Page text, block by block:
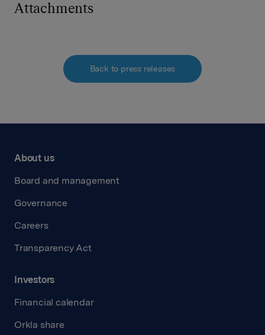
Attachments
Back to press releases
About us
Board and management
Governance
Careers
Transparency Act
Investors
Financial calendar
Orkla share